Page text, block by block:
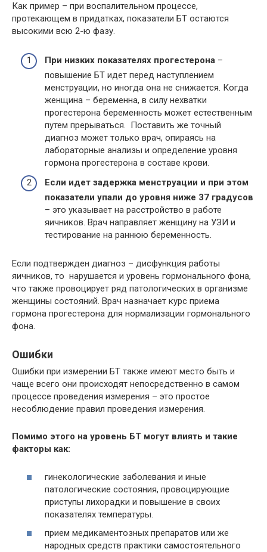
Как пример – при воспалительном процессе,
протекающем в придатках, показатели БТ остаются
высокими всю 2-ю фазу.
При низких показателях прогестерона –
повышение БТ идет перед наступлением
менструации, но иногда она не снижается. Когда
женщина – беременна, в силу нехватки
прогестерона беременность может естественным
путем прерываться. Поставить же точный
диагноз может только врач, опираясь на
лабораторные анализы и определение уровня
гормона прогестерона в составе крови.
Если идет задержка менструации и при этом
показатели упали до уровня ниже 37 градусов
– это указывает на расстройство в работе
яичников. Врач направляет женщину на УЗИ и
тестирование на раннюю беременность.
Если подтвержден диагноз – дисфункция работы
яичников, то нарушается и уровень гормонального фона,
что также провоцирует ряд патологических в организме
женщины состояний. Врач назначает курс приема
гормона прогестерона для нормализации гормонального
фона.
Ошибки
Ошибки при измерении БТ также имеют место быть и
чаще всего они происходят непосредственно в самом
процессе проведения измерения – это простое
несоблюдение правил проведения измерения.
Помимо этого на уровень БТ могут влиять и такие
факторы как:
гинекологические заболевания и иные
патологические состояния, провоцирующие
приступы лихорадки и повышение в своих
показателях температуры.
прием медикаментозных препаратов или же
народных средств практики самостоятельного